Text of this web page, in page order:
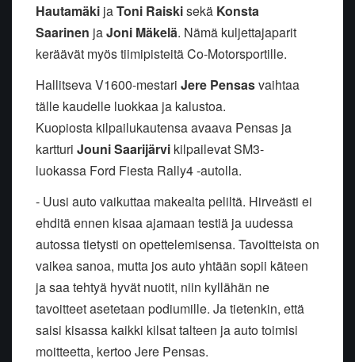
Hautamäki jaToni Raiskisekä Konsta
Saarinen jaJoni Mäkelä. Nämä kuljettajaparit
keräävät myös tiimipisteitä Co-Motorsportille.
Hallitseva V1600-mestari Jere Pensasvaihtaa
tälle kaudelle luokkaa ja kalustoa.
Kuopiosta kilpailukautensa avaava Pensas ja
kartturi Jouni Saarijärvi kilpailevat SM3-
luokassa Ford Fiesta Rally4 -autolla.
- Uusi auto vaikuttaa makealta peliltä. Hirveästi ei
ehditä ennen kisaa ajamaan testiä ja uudessa
autossa tietysti on opettelemisensa. Tavoitteista on
vaikea sanoa, mutta jos auto yhtään sopii käteen
ja saa tehtyä hyvät nuotit, niin kyllähän ne
tavoitteet asetetaan podiumille. Ja tietenkin, että
saisi kisassa kaikki kilsat talteen ja auto toimisi
moitteetta, kertoo Jere Pensas.